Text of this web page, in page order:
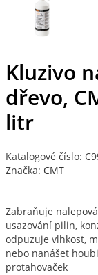
Kluzivo
dřevo,
litr
Katalogové číslo:
Značka: CMT
Zabraňuje
usazování pilin,
odpuzuje vlhkost,
nebo nanášet
protahovaček